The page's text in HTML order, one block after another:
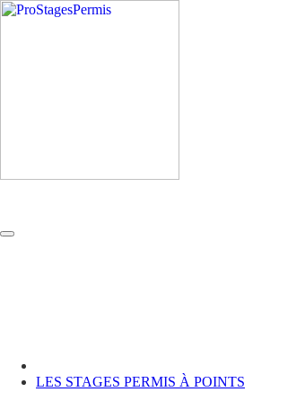
LES STAGES PERMIS À POINTS